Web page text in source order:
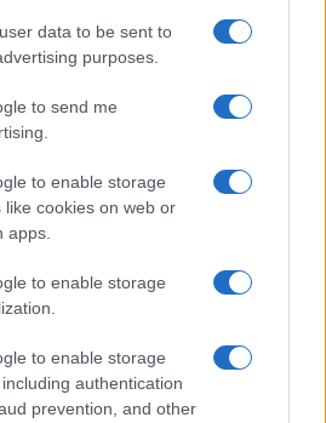
data to be sent to
purposes.
to send me
to enable storage
like cookies on web or
apps.
to enable storage
to enable storage
authentication
prevention, and other